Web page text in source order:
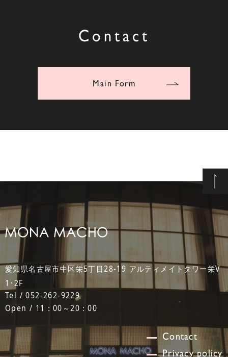
Contact
Main Form
愛知県名古屋市中区栄5丁目28-19 アルティメイトタワー栄V
1･2F
Tel / 052-262-9229
Open / 11：00～20：00
Contact
Privacy policy